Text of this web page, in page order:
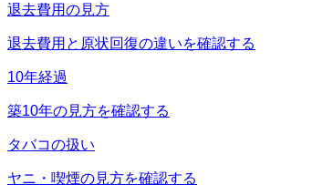
退去費用の見方
退去費用と原状回復の違いを確認する
10年経過
築10年の見方を確認する
タバコの扱い
ヤニ・喫煙の見方を確認する